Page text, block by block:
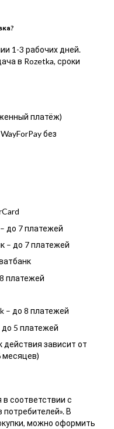
1-3 рабочих дней.
в Rozetka, сроки
платёж)
без
до 7 платежей
– до 7 платежей
платежей
– до 8 платежей
5 платежей
действия зависит от
месяцев)
соответствии с
В
можно оформить